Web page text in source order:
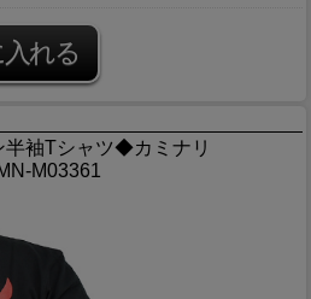
半袖Tシャツ◆カミナリ
M03361